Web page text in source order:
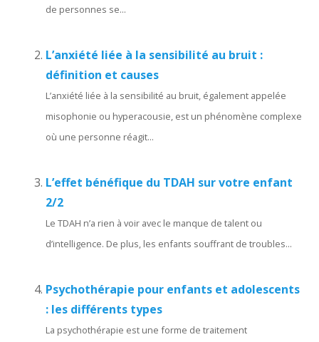
de personnes se...
L’anxiété liée à la sensibilité au bruit :
définition et causes
L’anxiété liée à la sensibilité au bruit, également appelée
misophonie ou hyperacousie, est un phénomène complexe
où une personne réagit...
L’effet bénéfique du TDAH sur votre enfant
2/2
Le TDAH n’a rien à voir avec le manque de talent ou
d’intelligence. De plus, les enfants souffrant de troubles...
Psychothérapie pour enfants et adolescents
: les différents types
La psychothérapie est une forme de traitement